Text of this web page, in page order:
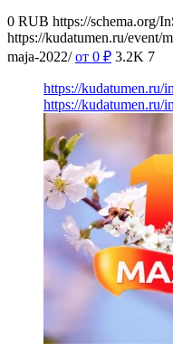
0 RUB https://schema.org/
https://kudatumen.ru/event/
maja-2022/ от 0 ₽ 3.2K 7
https://kudatumen.ru/
https://kudatumen.ru/